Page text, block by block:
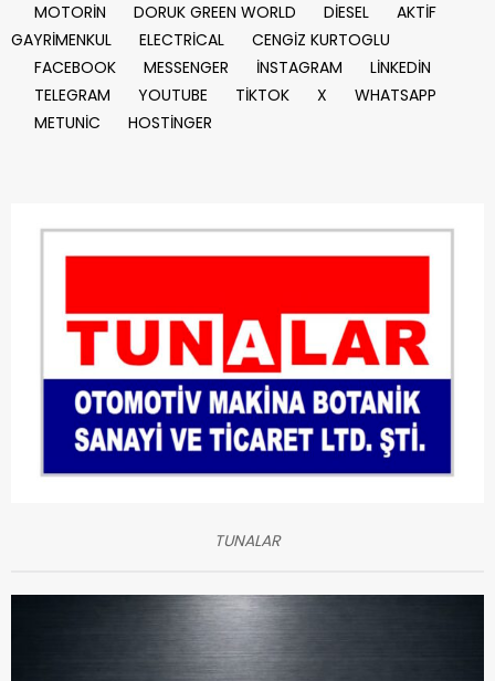
MOTORİN
DORUK GREEN WORLD DİESEL
AKTİF
GAYRİMENKUL
ELECTRİCAL
CENGİZ KURTOGLU
FACEBOOK
MESSENGER İNSTAGRAM
LİNKEDİN
TELEGRAM
YOUTUBE TİKTOK X
WHATSAPP
METUNİC
HOSTİNGER
TUNALAR